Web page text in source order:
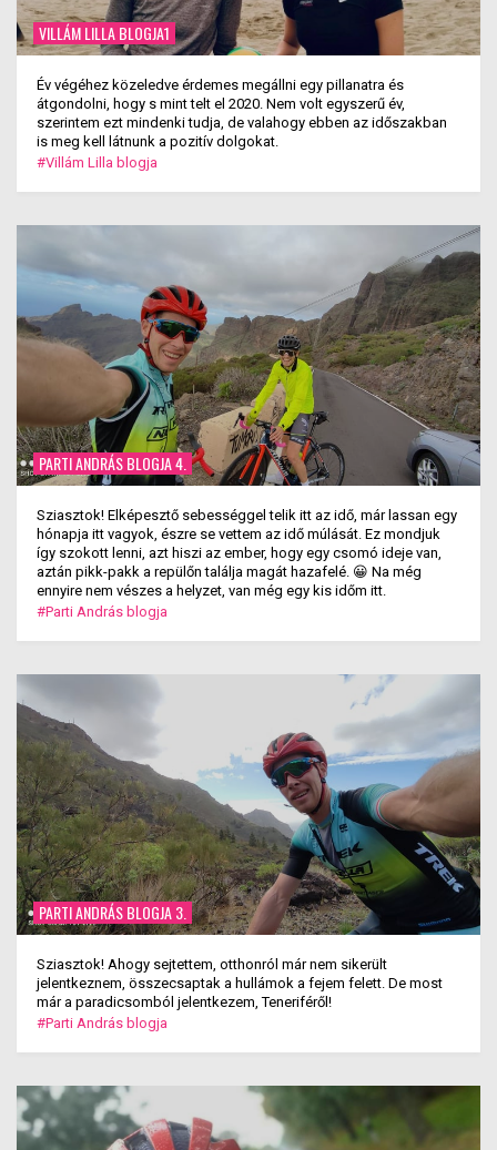
VILLÁM LILLA BLOGJA1
Év végéhez közeledve érdemes megállni egy pillanatra és
átgondolni, hogy s mint telt el 2020. Nem volt egyszerű év,
szerintem ezt mindenki tudja, de valahogy ebben az időszakban
is meg kell látnunk a pozitív dolgokat.
#Villám Lilla blogja
PARTI ANDRÁS BLOGJA 4.
Sziasztok! Elképesztő sebességgel telik itt az idő, már lassan egy
hónapja itt vagyok, észre se vettem az idő múlását. Ez mondjuk
így szokott lenni, azt hiszi az ember, hogy egy csomó ideje van,
aztán pikk-pakk a repülőn találja magát hazafelé. 😀 Na még
ennyire nem vészes a helyzet, van még egy kis időm itt.
#Parti András blogja
PARTI ANDRÁS BLOGJA 3.
Sziasztok! Ahogy sejtettem, otthonról már nem sikerült
jelentkeznem, összecsaptak a hullámok a fejem felett. De most
már a paradicsomból jelentkezem, Teneriféről!
#Parti András blogja